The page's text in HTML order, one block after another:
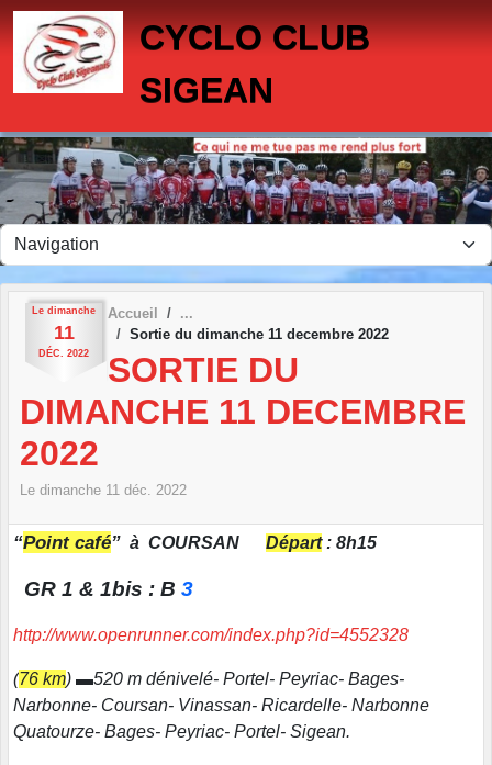
CYCLO CLUB
SIGEAN
Le dimanche
11
DÉC. 2022
Accueil
Sortie du dimanche 11 decembre 2022
SORTIE DU
DIMANCHE 11 DECEMBRE
2022
Le dimanche 11 déc. 2022
“Point café” à COURSAN Départ: 8h15
GR 1 & 1bis : B 3
http://www.openrunner.com/index.php?id=4552328
(76 km) ▬520 m dénivelé- Portel- Peyriac- Bages-
Narbonne- Coursan- Vinassan- Ricardelle- Narbonne
Quatourze- Bages- Peyriac- Portel- Sigean.
Panneau de gestion des cookies